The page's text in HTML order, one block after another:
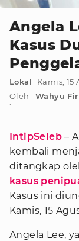
Angela
Kasus
Lokal
Kamis, 15
Oleh
:
Wahyu
IntipSeleb –
kembali
ditangkap
kasus
Kasus ini
Kamis, 15
Angela Lee,